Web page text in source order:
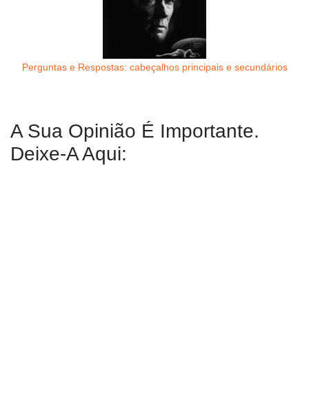
Perguntas e Respostas: cabeçalhos principais e secundários
A Sua Opinião É Importante.
Deixe-A Aqui: